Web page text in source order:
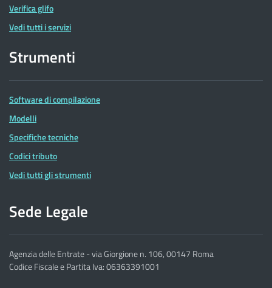
Verifica glifo
Vedi tutti i servizi
Strumenti
Software di compilazione
Modelli
Specifiche tecniche
Codici tributo
Vedi tutti gli strumenti
Sede Legale
Agenzia delle Entrate - via Giorgione n. 106, 00147 Roma
Codice Fiscale e Partita Iva: 06363391001